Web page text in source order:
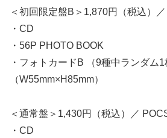
＜初回限定盤B＞1,870円（税込）
・CD
・56P PHOTO BOOK
・フォトカードB （9種中ランダム1
（W55mm×H85mm）
＜通常盤＞1,430円（税込）／
・CD